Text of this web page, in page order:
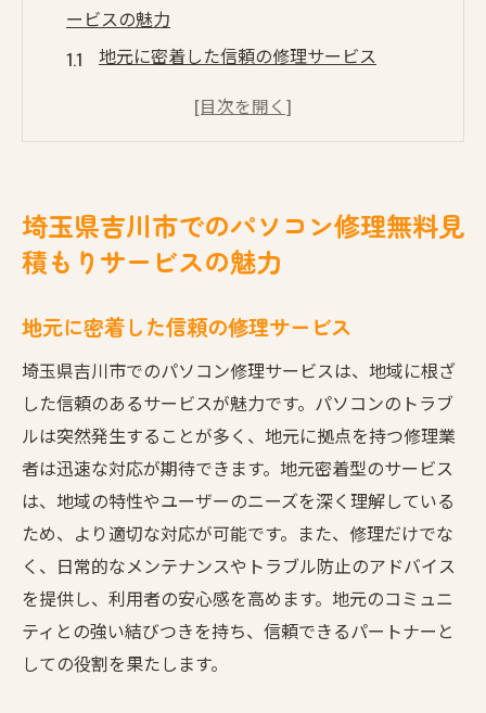
ービスの魅力
地元に密着した信頼の修理サービス
迅速かつ正確な診断で安心
経験豊富な技術者によるサービス
迅速対応で安心！吉川市のパソコン修理業者を
即日対応で急なトラブルも安心
地域密着型の信頼できる技術者
オンラインでの予約システムが便利
修理の流れと所要時間について
緊急時でも頼れる24時間対応
過去の修理実績を活かした迅速な対応
パソコン修理の無料見積もりが吉川市で受けら
れる理由
初回相談時の無料診断で安心
明確な料金体系で信頼を構築
埼玉県吉川市でのパソコン修理無料見
積もりサービスの魅力
地元に密着した信頼の修理サービス
埼玉県吉川市でのパソコン修理サービスは、地域に根ざ
した信頼のあるサービスが魅力です。パソコンのトラブ
ルは突然発生することが多く、地元に拠点を持つ修理業
者は迅速な対応が期待できます。地元密着型のサービス
は、地域の特性やユーザーのニーズを深く理解している
ため、より適切な対応が可能です。また、修理だけでな
く、日常的なメンテナンスやトラブル防止のアドバイス
を提供し、利用者の安心感を高めます。地元のコミュニ
ティとの強い結びつきを持ち、信頼できるパートナーと
しての役割を果たします。